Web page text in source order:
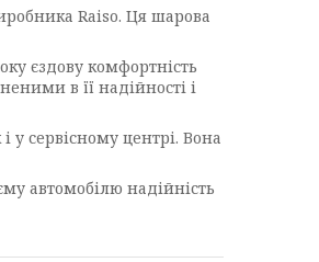
Raiso. Ця шарова
єздову комфортність
в її надійності і
сервісному центрі. Вона
автомобілю надійність